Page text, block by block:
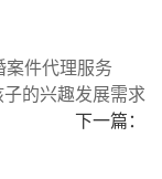
件代理服务
的兴趣发展需求
下一篇：